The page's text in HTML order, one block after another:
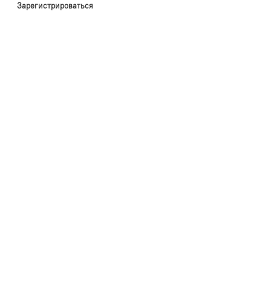
Зарегистрироваться